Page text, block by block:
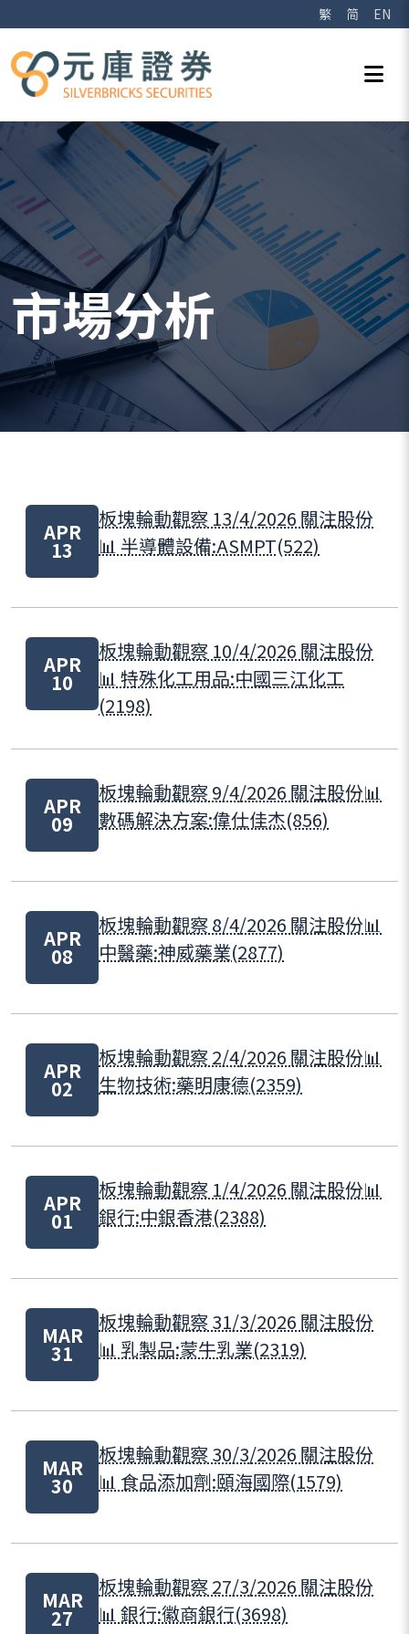
繁 简 EN
市場分析
APR
13
板塊輪動觀察 13/4/2026 關注股份
📊 半導體設備:ASMPT(522)
APR
10
板塊輪動觀察 10/4/2026 關注股份
📊 特殊化工用品:中國三江化工
(2198)
APR
09
板塊輪動觀察 9/4/2026 關注股份📊
數碼解決方案:偉仕佳杰(856)
APR
08
板塊輪動觀察 8/4/2026 關注股份📊
中醫藥:神威藥業(2877)
APR
02
板塊輪動觀察 2/4/2026 關注股份📊
生物技術:藥明康德(2359)
APR
01
板塊輪動觀察 1/4/2026 關注股份📊
銀行:中銀香港(2388)
MAR
31
板塊輪動觀察 31/3/2026 關注股份
📊 乳製品:蒙牛乳業(2319)
MAR
30
板塊輪動觀察 30/3/2026 關注股份
📊 食品添加劑:頤海國際(1579)
MAR
27
板塊輪動觀察 27/3/2026 關注股份
📊 銀行:徽商銀行(3698)